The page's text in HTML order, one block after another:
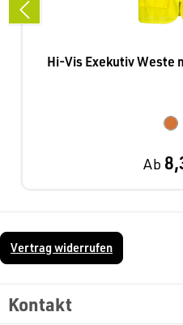
Hi-Vis Exekutiv Weste
Ab
Vertrag widerrufen
Kontakt